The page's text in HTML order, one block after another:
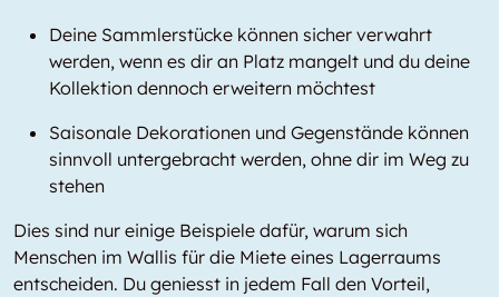
Deine Sammlerstücke können sicher verwahrt
werden, wenn es dir an Platz mangelt und du deine
Kollektion dennoch erweitern möchtest
Saisonale Dekorationen und Gegenstände können
sinnvoll untergebracht werden, ohne dir im Weg zu
stehen
Dies sind nur einige Beispiele dafür, warum sich
Menschen im Wallis für die Miete eines Lagerraums
entscheiden. Du geniesst in jedem Fall den Vorteil,